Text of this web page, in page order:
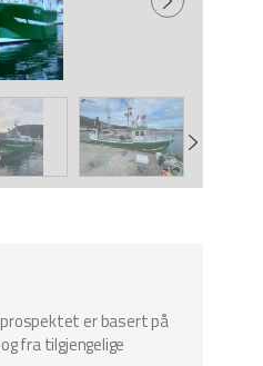
er basert på
fra tilgjengelige